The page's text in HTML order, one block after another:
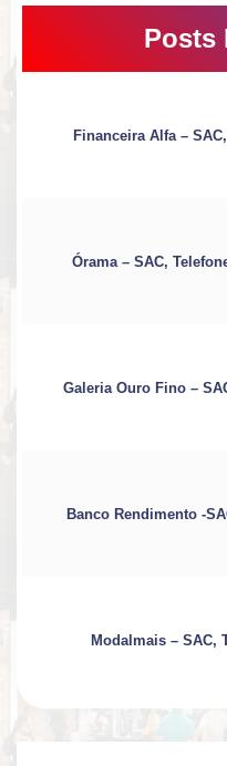
Posts
Financeira Alfa –
Órama – SAC,
Galeria Ouro Fino –
Banco Rendimento -
Modalmais – SAC,